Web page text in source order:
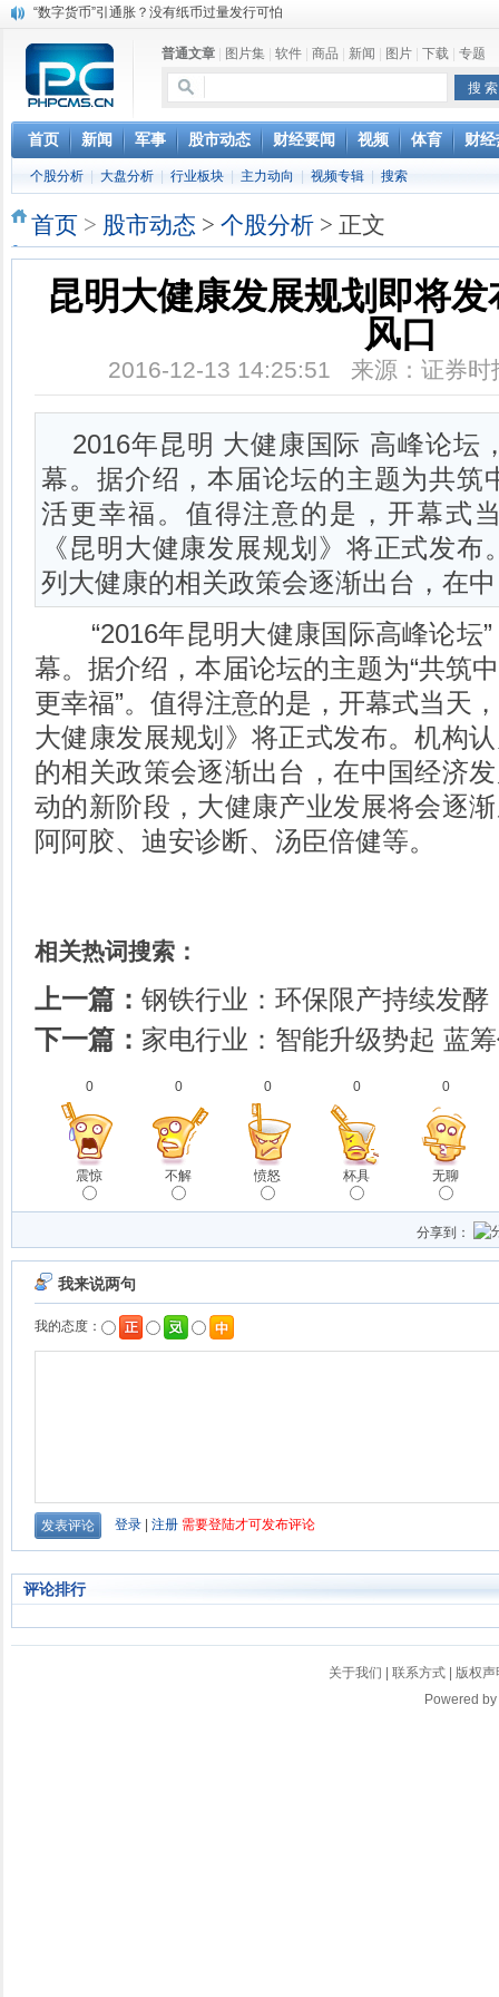
分享健康生活 小罐茶成走亲访友送礼首选
马云携罗汉堂亮相达沃斯：人类正处数据时代的最早期
女子听信“嚼口香糖燃脂” 瘦身不成反“胖了脸”
普通文章 图片集 软件 商品 新闻 图片 下载 专题
首页 新闻 军事 股市动态 财经要闻 视频 体育 财
个股分析 大盘分析 行业板块 主力动向 视频专辑 搜索
首页 > 股市动态 > 个股分析 > 正文
昆明大健康发展规划即将
风口
2016-12-13 14:25:51 来源：证券
2016年昆明 大健康国际 高峰论坛
幕。据介绍，本届论坛的主题为共筑
活更幸福。值得注意的是，开幕式
《昆明大健康发展规划》将正式发
列大健康的相关政策会逐渐出台，在中
“2016年昆明大健康国际高峰论坛
幕。据介绍，本届论坛的主题为“共筑
更幸福”。值得注意的是，开幕式当天
大健康发展规划》将正式发布。机构
的相关政策会逐渐出台，在中国经济
动的新阶段，大健康产业发展将会逐
阿阿胶、 迪安诊断、 汤臣倍健等。
相关热词搜索：
上一篇： 钢铁行业：环保限产持续发酵
下一篇： 家电行业：智能升级势起 蓝
0
震惊
0
不解
0
愤怒
0
杯具
0
无聊
分享到：
评论排行
关于我们 联系方式
版权声
Powered by